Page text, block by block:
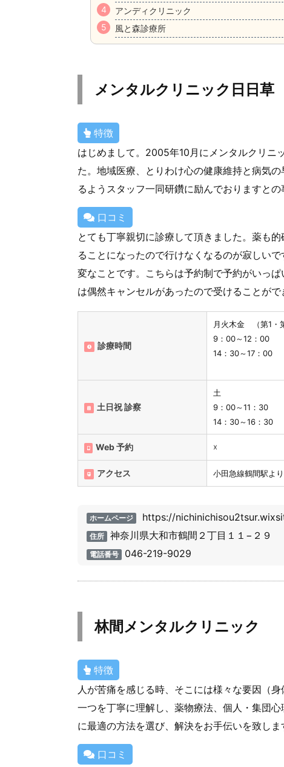
アンディクリニック
風と森診療所
メンタルクリニック日日草
特徴
はじめまして。2005年10月にメンタルクリニ
た。地域医療、とりわけ心の健康維持と病気
るようスタッフ一同研鑽に励んでおりますとの
口コミ
とても丁寧親切に診療して頂きました。薬も
ることになったので行けなくなるのが寂しい
変なことです。こちらは予約制で予約がいっ
は偶然キャンセルがあったので受けることがで
診療時間
月火木金 （第1・
9：00～12：00
14：30～17：00
土日祝 診察
土
9：00～11：30
14：30～16：30
Web 予約 ☓
アクセス 小田急線鶴間駅よ
ホームページ https://
住所 神奈川県大和市鶴間２丁目１１−２９
電話番号 046-219-9029
林間メンタルクリニック
特徴
人が苦痛を感じる時、そこには様々な要因（
一つを丁寧に理解し、薬物療法、個人・集団
に最適の方法を選び、解決をお手伝いを致しま
口コミ